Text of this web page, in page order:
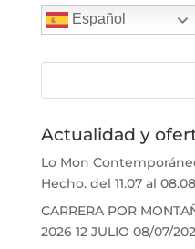
Español
Actualidad y
Lo Mon
Hecho. del 11.07 al 08.08
CARRERA POR
2026 12 JULIO 08/07/